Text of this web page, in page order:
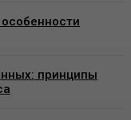
принципы